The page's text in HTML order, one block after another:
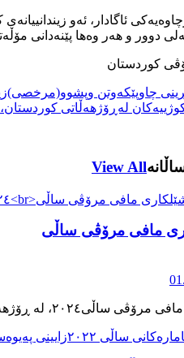
ئاگادار، ئەو
دوور و هەر وەها پێنەدانی
کوردستان
چاوپێکەوتن
لەڕۆژهەڵاتی
View All
مافی مرۆڤی ساڵی